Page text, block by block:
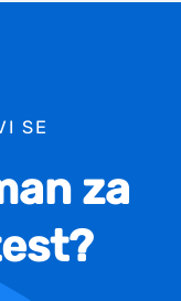
SE
za